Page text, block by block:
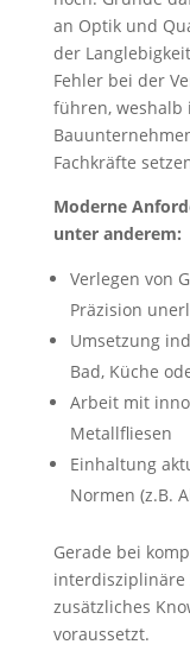
an Optik und
der
Fehler bei der
führen, weshalb
Fachkräfte
Moderne
unter anderem:
Verlegen von
Präzision
Umsetzung
Bad, Küche
Arbeit mit
Metallfliesen
Einhaltung
Normen (z.B.
Gerade bei
interdisziplinäre
zusätzliches
voraussetzt.